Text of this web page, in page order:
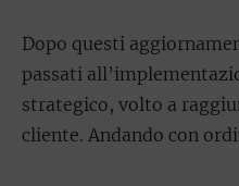
Dopo questi
passati
strategico, volto a
cliente. Andando con